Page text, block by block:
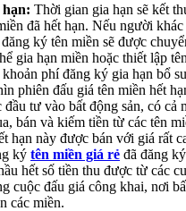
hạn: Thời gian gia hạn sẽ kết
đã hết hạn. Nếu người khác
ký tên miền sẽ được
gia hạn miền hoặc thiết lập
phí đăng ký gia hạn bổ
phiên đấu giá tên miền hết
tư vào bất động sản, có cả
bán và kiếm tiền từ các tên
hạn này được bán với giá rất
ký tên miền giá rẻ đã đăng
hết số tiền thu được từ các
cuộc đấu giá công khai, nơi
các miền.